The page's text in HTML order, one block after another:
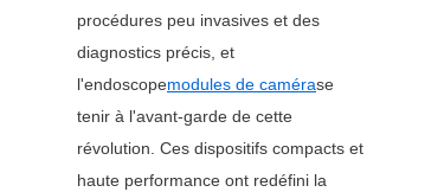
procédures peu invasives et des
diagnostics précis, et
l'endoscopemodules de camérase
tenir à l'avant-garde de cette
révolution. Ces dispositifs compacts et
haute performance ont redéfini la